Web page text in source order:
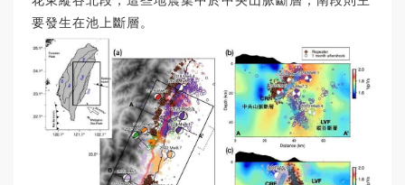
要發生在池上斷層。